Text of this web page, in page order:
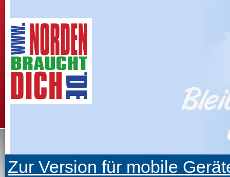
Zur Version für mobile